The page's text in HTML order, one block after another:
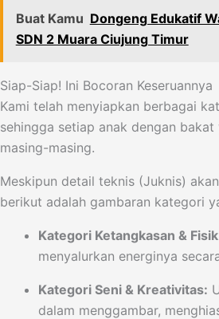
Buat Kamu Dongeng Edukatif
SDN 2 Muara Ciujung Timur
Siap-Siap! Ini Bocoran Keseruannya
Kami telah menyiapkan berbagai
sehingga setiap anak dengan
masing-masing.
Meskipun detail teknis (Juknis)
berikut adalah gambaran kategori
Kategori Ketangkasan &
menyalurkan energinya
Kategori Seni & Kreativitas:
dalam menggambar,